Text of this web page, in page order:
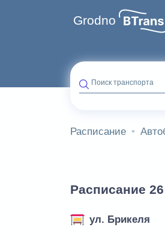
Grodno
Поиск транспорта
Расписание
Расписание
ул. Брикеля